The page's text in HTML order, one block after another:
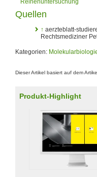
Reihenuntersuchung
Quellen
↑ aerzteblatt-
Rechtsmediziner
Kategorien:
Dieser Artikel basiert auf dem
Produkt-Highlight